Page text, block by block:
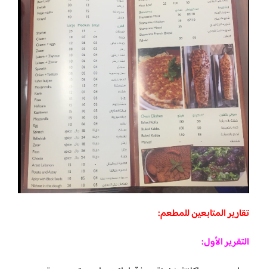
تقارير المتابعين للمطعم:
التقرير الأول: